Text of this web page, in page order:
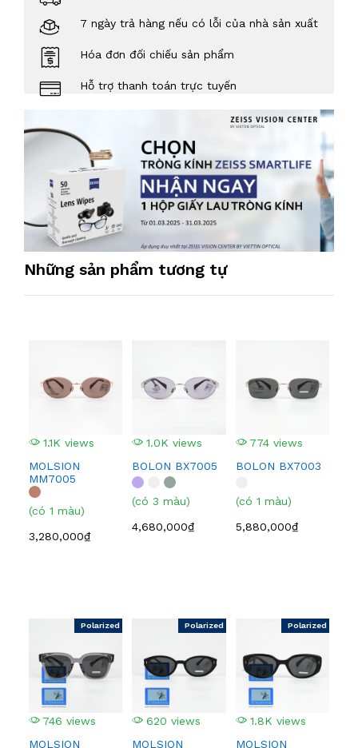
7 ngày trả hàng nếu có lỗi của nhà sản xuất
Hóa đơn đối chiếu sản phẩm
Hỗ trợ thanh toán trực tuyến
Những sản phẩm tương tự
1.1K views
MOLSION
MM7005
(có 1 màu)
3,280,000₫
1.0K views
BOLON BX7005
(có 3 màu)
4,680,000₫
774 views
BOLON BX7003
(có 1 màu)
5,880,000₫
746 views
Polarized
MOLSION
620 views
Polarized
MOLSION
1.8K views
Polarized
MOLSION